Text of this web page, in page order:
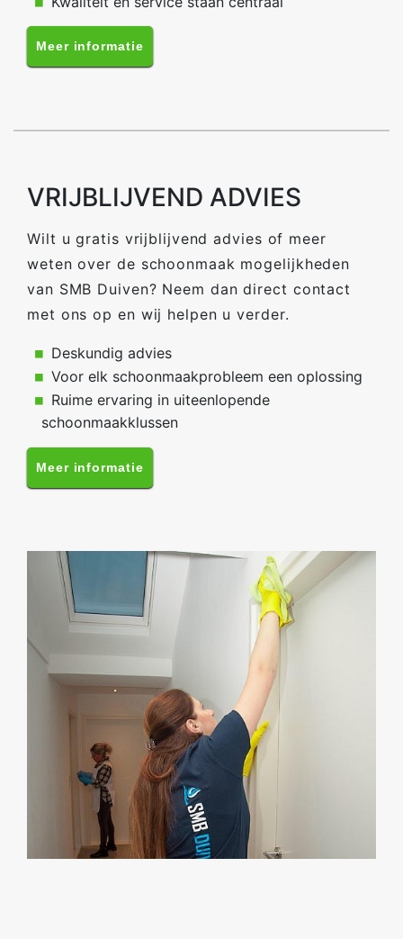
Meer informatie
VRIJBLIJVEND ADVIES
Wilt u gratis vrijblijvend advies of meer
weten over de schoonmaak mogelijkheden
van SMB Duiven? Neem dan direct contact
met ons op en wij helpen u verder.
Deskundig advies
Voor elk schoonmaakprobleem een oplossing
Ruime ervaring in uiteenlopende
schoonmaakklussen
Meer informatie